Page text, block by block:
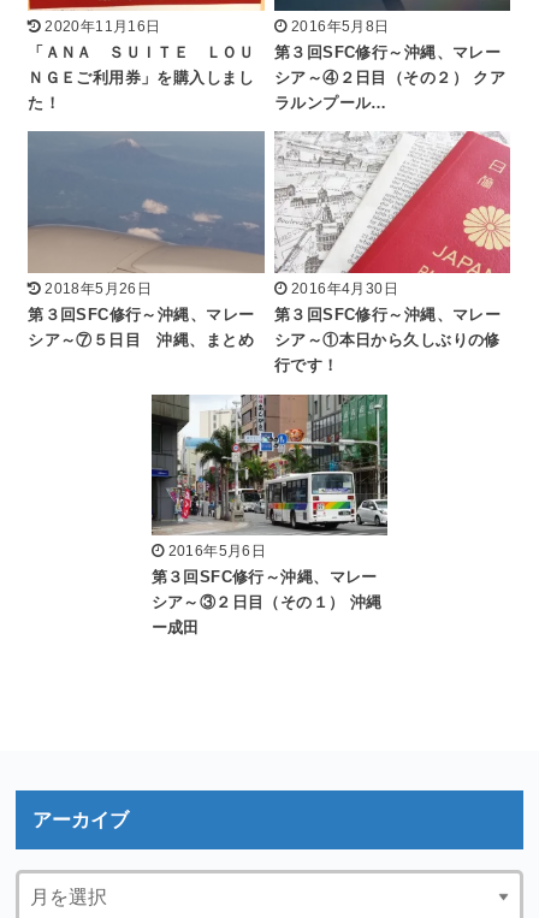
2020年11月16日
「ＡＮＡ ＳＵＩＴＥ ＬＯＵ
ＮＧＥご利用券」を購入しまし
た！
2016年5月8日
第３回SFC修行～沖縄、マレー
シア～④２日目（その２） クア
ラルンプール…
2018年5月26日
第３回SFC修行～沖縄、マレー
シア～⑦５日目 沖縄、まとめ
2016年4月30日
第３回SFC修行～沖縄、マレー
シア～①本日から久しぶりの修
行です！
2016年5月6日
第３回SFC修行～沖縄、マレー
シア～③２日目（その１） 沖縄
ー成田
アーカイブ